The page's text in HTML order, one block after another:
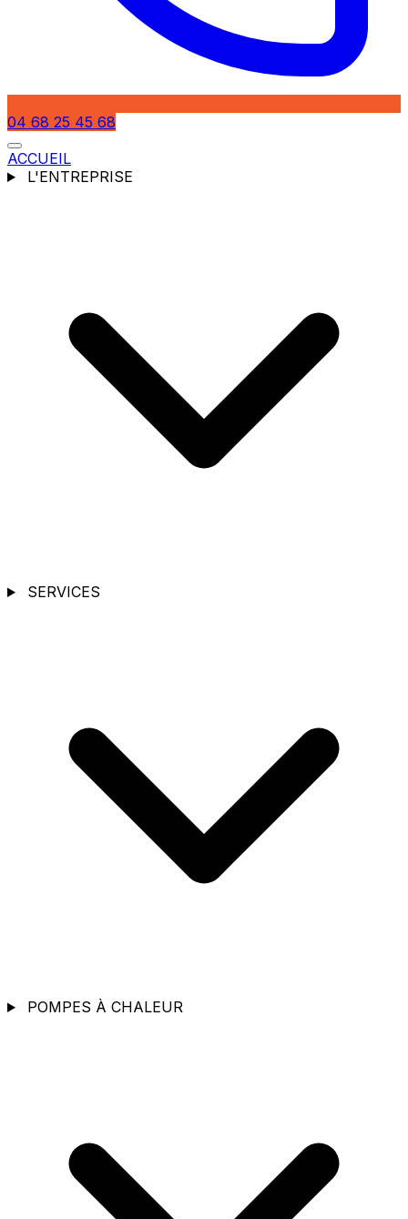
04 68 25 45 68
ACCUEIL
L'ENTREPRISE
SERVICES
POMPES À CHALEUR